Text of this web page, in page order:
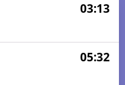
03:13
05:32